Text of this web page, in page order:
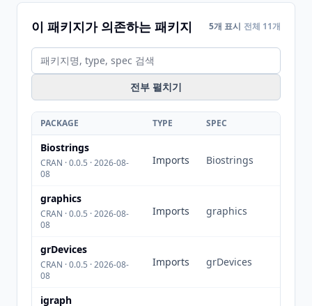
이 패키지가 의존하는 패키지 5개 표시 전체 11개
전부 펼치기
PACKAGE TYPE SPEC
Biostrings
CRAN · 0.0.5 · 2026-08-
08
Imports Biostrings
graphics
CRAN · 0.0.5 · 2026-08-
08
Imports graphics
grDevices
CRAN · 0.0.5 · 2026-08-
08
Imports grDevices
igraph